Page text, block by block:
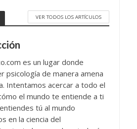
VER TODOS LOS ARTÍCULOS
es un lugar donde
psicología de manera amena
Intentamos acercar a todo el
el mundo te entiende a ti
tú al mundo
en la ciencia del